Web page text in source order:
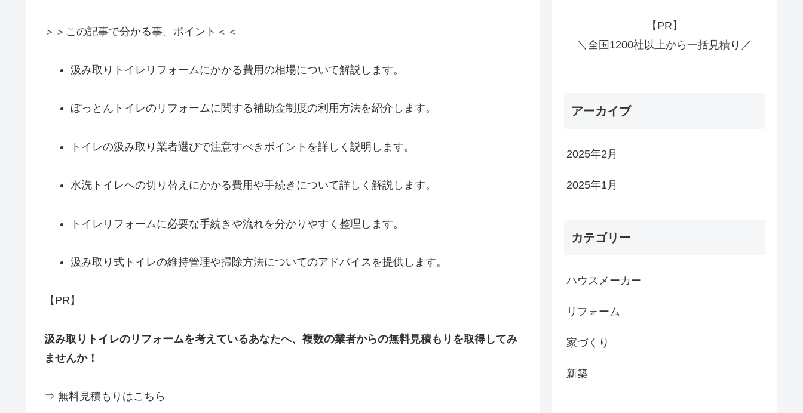
＞＞この記事で分かる事、ポイント＜＜
汲み取りトイレリフォームにかかる費用の相場について解説します。
ぼっとんトイレのリフォームに関する補助金制度の利用方法を紹介します。
トイレの汲み取り業者選びで注意すべきポイントを詳しく説明します。
水洗トイレへの切り替えにかかる費用や手続きについて詳しく解説します。
トイレリフォームに必要な手続きや流れを分かりやすく整理します。
汲み取り式トイレの維持管理や掃除方法についてのアドバイスを提供します。
【PR】
汲み取りトイレのリフォームを考えているあなたへ、複数の業者からの無料見積もりを取得してみ
ませんか！
⇒ 無料見積もりはこちら
【PR】
＼全国1200社以上から一括見積り／
アーカイブ
2025年2月
2025年1月
カテゴリー
ハウスメーカー
リフォーム
家づくり
新築